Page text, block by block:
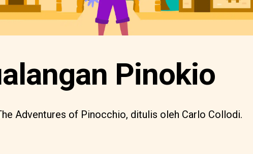
Pinokio
Adventures of Pinocchio, ditulis oleh Carlo Collodi.